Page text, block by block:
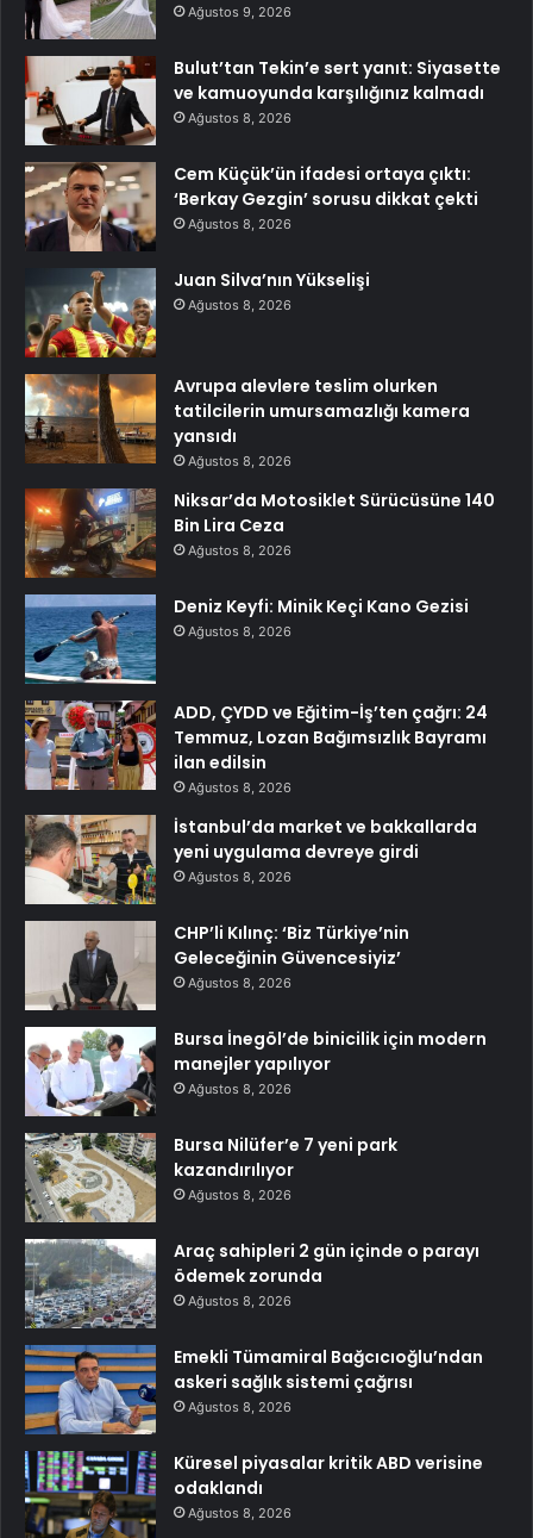
Ağustos 9, 2026
Bulut’tan Tekin’e sert yanıt: Siyasette
ve kamuoyunda karşılığınız kalmadı
Ağustos 8, 2026
Cem Küçük’ün ifadesi ortaya çıktı:
‘Berkay Gezgin’ sorusu dikkat çekti
Ağustos 8, 2026
Juan Silva’nın Yükselişi
Ağustos 8, 2026
Avrupa alevlere teslim olurken
tatilcilerin umursamazlığı kamera
yansıdı
Ağustos 8, 2026
Niksar’da Motosiklet Sürücüsüne 140
Bin Lira Ceza
Ağustos 8, 2026
Deniz Keyfi: Minik Keçi Kano Gezisi
Ağustos 8, 2026
ADD, ÇYDD ve Eğitim-İş’ten çağrı: 24
Temmuz, Lozan Bağımsızlık Bayramı
ilan edilsin
Ağustos 8, 2026
İstanbul’da market ve bakkallarda
yeni uygulama devreye girdi
Ağustos 8, 2026
CHP’li Kılınç: ‘Biz Türkiye’nin
Geleceğinin Güvencesiyiz’
Ağustos 8, 2026
Bursa İnegöl’de binicilik için modern
manejler yapılıyor
Ağustos 8, 2026
Bursa Nilüfer’e 7 yeni park
kazandırılıyor
Ağustos 8, 2026
Araç sahipleri 2 gün içinde o parayı
ödemek zorunda
Ağustos 8, 2026
Emekli Tümamiral Bağcıcıoğlu’ndan
askeri sağlık sistemi çağrısı
Ağustos 8, 2026
Küresel piyasalar kritik ABD verisine
odaklandı
Ağustos 8, 2026